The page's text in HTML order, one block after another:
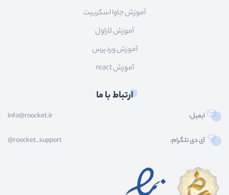
آموزش جاوا اسکریپت
آموزش لاراول
آموزش وردپرس
آموزش react
ارتباط با ما
ایمیل: info@roocket.ir
آی دی تلگرام: @roocket_support